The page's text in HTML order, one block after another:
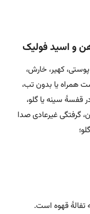
و اسید فولیک
کهیر، خارش،
همراه یا بدون تب،
سینه یا گلو،
گرفتگی غیرعادی صدا
تفالۀ قهوه است.